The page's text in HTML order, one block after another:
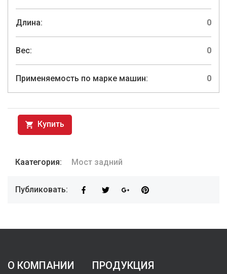
Длина: 0
Вес: 0
Применяемость по марке машин: 0
Купить
Каатегория: Мост задний
Публиковать:
О КОМПАНИИ ПРОДУКЦИЯ